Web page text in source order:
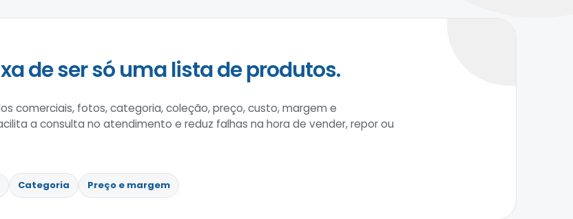
de ser só uma lista de produtos.
comerciais, fotos, categoria, coleção, preço, custo, margem e
a consulta no atendimento e reduz falhas na hora de vender, repor ou
Categoria Preço e margem